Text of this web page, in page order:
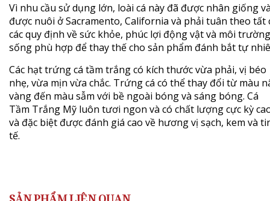
Vì nhu cầu sử dụng lớn, loài cá này đã được nhân giống
được nuôi ở Sacramento, California và phải tuân theo tất
các quy định về sức khỏe, phúc lợi động vật và môi trường
sống phù hợp để thay thế cho sản phẩm đánh bắt tự
Các hạt trứng cá tầm trắng có kích thước vừa phải, vị béo
nhẹ, vừa mịn vừa chắc. Trứng cá có thể thay đổi từ màu
vàng đến màu sẫm với bề ngoài bóng và sáng bóng. Cá
Tầm Trắng Mỹ luôn tươi ngon và có chất lượng cực kỳ
và đặc biệt được đánh giá cao về hương vị sạch, kem và
tế.